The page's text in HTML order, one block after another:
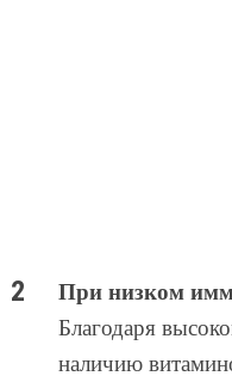
При низком
Благодаря
наличию